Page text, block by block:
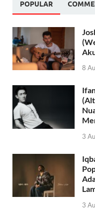
POPULAR
8
3
3